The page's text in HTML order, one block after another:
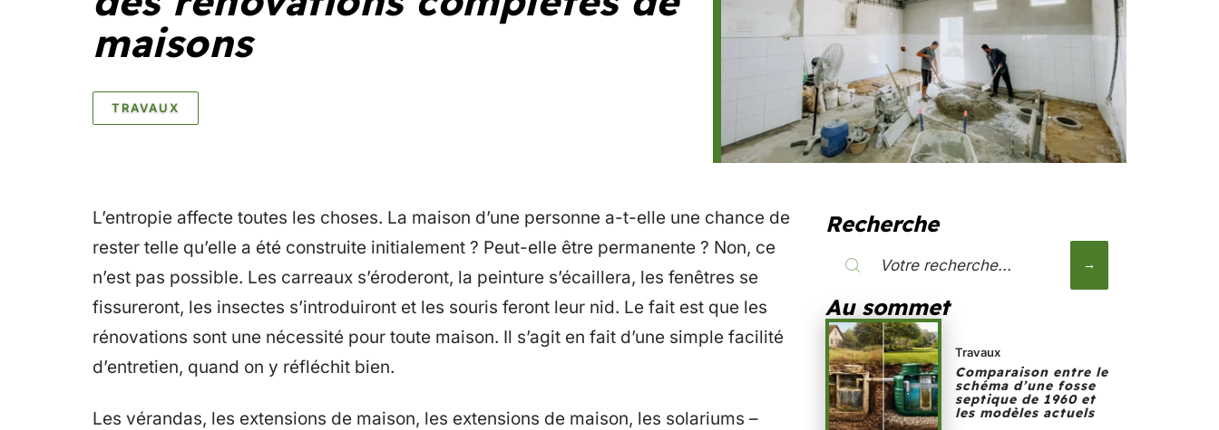
maisons
TRAVAUX
L’entropie affecte toutes les choses. La maison d’une personne a-t-elle une chance de
rester telle qu’elle a été construite initialement ? Peut-elle être permanente ? Non, ce
n’est pas possible. Les carreaux s’éroderont, la peinture s’écaillera, les fenêtres se
fissureront, les insectes s’introduiront et les souris feront leur nid. Le fait est que les
rénovations sont une nécessité pour toute maison. Il s’agit en fait d’une simple facilité
d’entretien, quand on y réfléchit bien.
Les vérandas, les extensions de maison, les extensions de maison, les solariums –
Recherche
Au sommet
Travaux
Comparaison entre le
schéma d’une fosse
septique de 1960 et
les modèles actuels